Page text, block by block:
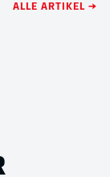
ALLE ARTIKEL →